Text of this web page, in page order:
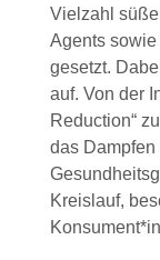
Vielzahl
Agents
gesetzt.
auf. Von der
Reduction“
das Dampfen
Kreislauf,